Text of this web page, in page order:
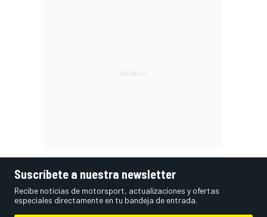
Suscríbete a nuestra newsletter
Recibe noticias de motorsport, actualizaciones y ofertas
especiales directamente en tu bandeja de entrada.